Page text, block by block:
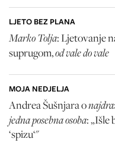
LJETO BEZ PLANA
Marko Tolja: Ljetovanje
suprugom,od vale do vale
MOJA NEDJELJA
Andrea Šušnjara o
jedna posebna osoba: „Išle
‘spizu‘"